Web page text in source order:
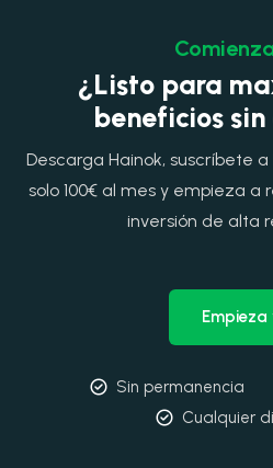
¿Listo para
beneficios
Descarga Hainok, suscríbete
solo 100€ al mes y empieza a
inversión de alta
Empieza
Sin permanencia
Cualquier